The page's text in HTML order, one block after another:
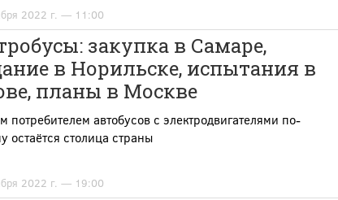
2022 г. — 11:00
закупка в Самаре,
в Норильске, испытания в
планы в Москве
потребителем автобусов с электродвигателями по-
остаётся столица страны
2022 г. — 19:00